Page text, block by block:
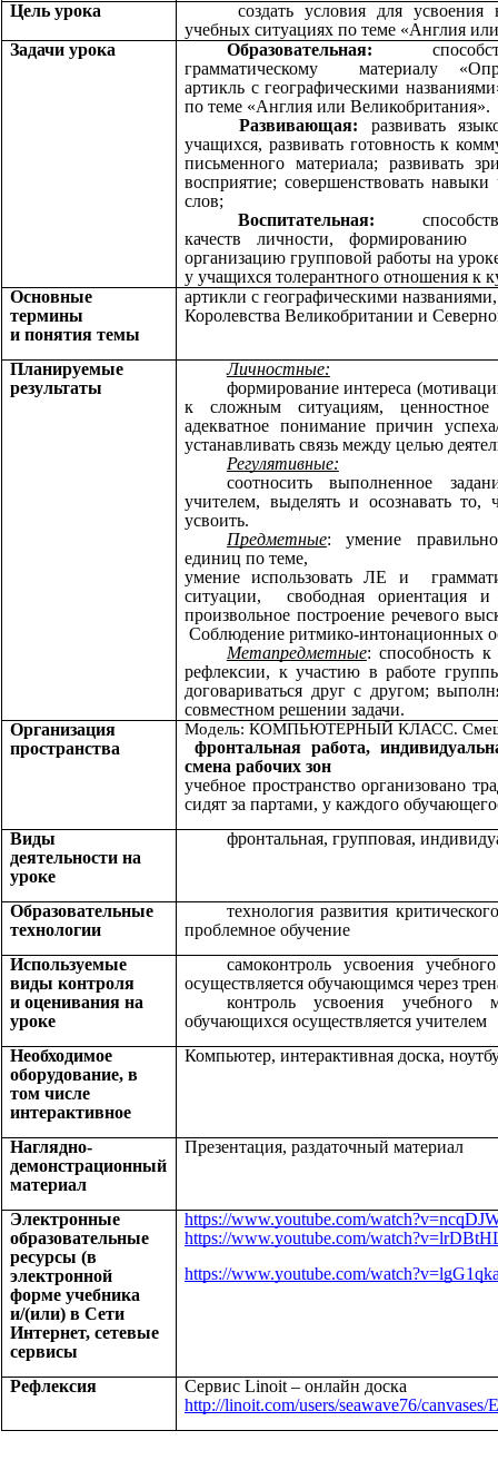
Цель урока
создать условия для
учебных ситуациях по теме «Англия
Задачи урока
Образовательная:
грамматическому материалу
артикль с географическими
по теме «Англия или Великобритания».
Развивающая: развивать
учащихся, развивать готовность к
письменного материала; развивать
восприятие; совершенствовать
слов;
Воспитательная:
качеств личности, формированию
организацию групповой работы на
у учащихся толерантного отношения к
Основные
термины
и понятия темы
артикли с географическими
Королевства Великобритании и
Планируемые
результаты
Личностные:
формирование интереса
к сложным ситуациям,
адекватное понимание причин
устанавливать связь между целью
Регулятивные:
соотносить выполненное
учителем, выделять и осознавать
усвоить.
Предметные: умение
единиц по теме,
умение использовать ЛЕ и
ситуации, свободная ориентация и
произвольное построение речевого
Соблюдение ритмико-интонационных
Метапредметные: способность к
рефлексии, к участию в работе
договариваться друг с другом;
совместном решении задачи.
Организация
пространства
Модель: КОМПЬЮТЕРНЫЙ КЛАСС.
фронтальная работа,
смена рабочих зон
учебное пространство организовано
сидят за партами, у каждого
Виды
деятельности на
уроке
фронтальная, групповая,
Образовательные
технологии
технология развития
проблемное обучение
Используемые
виды контроля
и оценивания на
уроке
самоконтроль усвоения
осуществляется обучающимся через
контроль усвоения учебного
обучающихся осуществляется учителем
Необходимое
оборудование, в
том числе
интерактивное
Компьютер, интерактивная доска,
Наглядно-
демонстрационный
материал
Презентация, раздаточный материал
Электронные
образовательные
ресурсы (в
электронной
форме учебника
и/(или) в Сети
Интернет, сетевые
сервисы
https://www.youtube.com/
https://www.youtube.com/
https://www.youtube.com/
Рефлексия
Сервис Linoit – онлайн доска
http://linoit.com/users/seawave76/